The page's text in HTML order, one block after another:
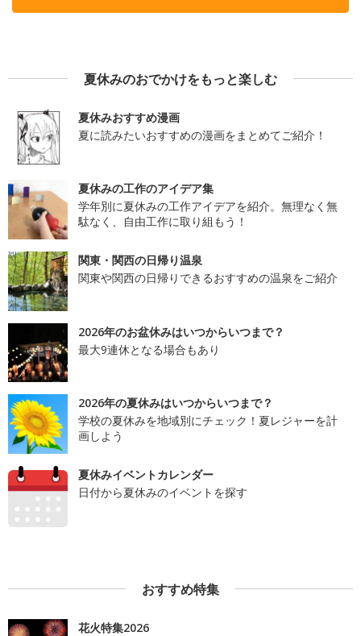
夏休みのおでかけをもっと楽しむ
夏休みおすすめ漫画
夏に読みたいおすすめの漫画をまとめてご紹介！
夏休みの工作のアイデア集
学年別に夏休みの工作アイデアを紹介。無理なく無
駄なく、自由工作に取り組もう！
関東・関西の日帰り温泉
関東や関西の日帰りできるおすすめの温泉をご紹介
2026年のお盆休みはいつからいつまで？
最大9連休となる場合もあり
2026年の夏休みはいつからいつまで？
学校の夏休みを地域別にチェック！夏レジャーを計
画しよう
夏休みイベントカレンダー
日付から夏休みのイベントを探す
おすすめ特集
花火特集2026